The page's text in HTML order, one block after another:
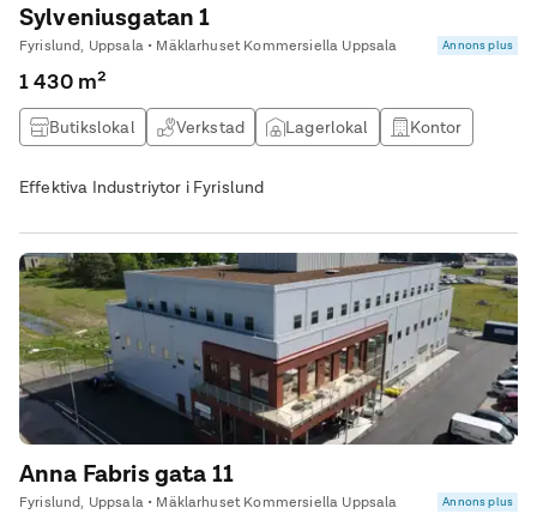
Sylveniusgatan 1
Fyrislund, Uppsala • Mäklarhuset Kommersiella Uppsala Annons plus
1 430 m²
Butikslokal Verkstad Lagerlokal Kontor
Effektiva Industriytor i Fyrislund
Anna Fabris gata 11
Fyrislund, Uppsala • Mäklarhuset Kommersiella Uppsala Annons plus